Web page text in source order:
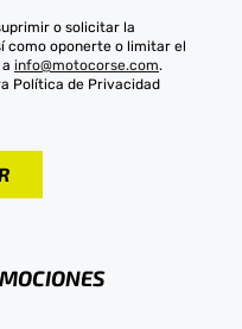
o solicitar la
como oponerte o limitar el
info@motocorse.com.
Política de Privacidad